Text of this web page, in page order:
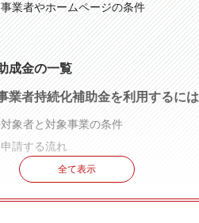
業者やホームページの条件
成金の一覧
業者持続化補助金を利用するには
象者と対象事業の条件
請する流れ
全て表示